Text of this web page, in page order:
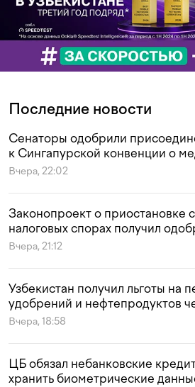
Последние новости
Сенаторы одобрили
к Сингапурской конвенции о
Вчера, 22:02
Законопроект о приостановке
налоговых спорах получил
Вчера, 21:12
Узбекистан получил льготы на
удобрений и нефтепродуктов
Вчера, 18:58
ЦБ обязал небанковские
хранить биометрические